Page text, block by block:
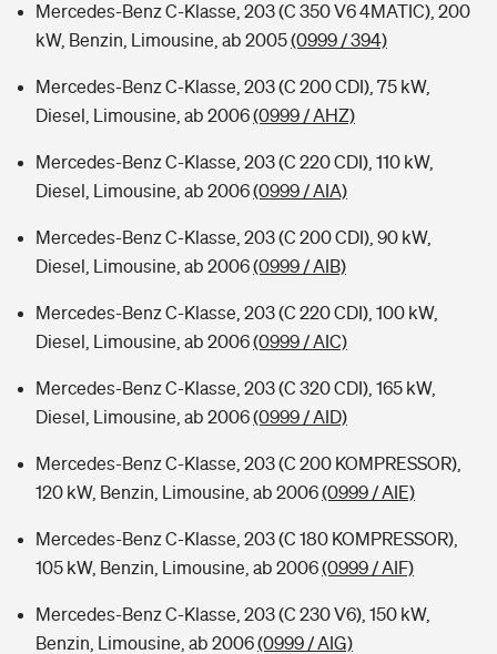
Mercedes-Benz C-Klasse, 203 (C 350 V6 4MATIC), 200
kW, Benzin, Limousine, ab 2005(0999 / 394)
Mercedes-Benz C-Klasse, 203 (C 200 CDI), 75 kW,
Diesel, Limousine, ab 2006(0999 / AHZ)
Mercedes-Benz C-Klasse, 203 (C 220 CDI), 110 kW,
Diesel, Limousine, ab 2006(0999 / AIA)
Mercedes-Benz C-Klasse, 203 (C 200 CDI), 90 kW,
Diesel, Limousine, ab 2006(0999 / AIB)
Mercedes-Benz C-Klasse, 203 (C 220 CDI), 100 kW,
Diesel, Limousine, ab 2006(0999 / AIC)
Mercedes-Benz C-Klasse, 203 (C 320 CDI), 165 kW,
Diesel, Limousine, ab 2006(0999 / AID)
Mercedes-Benz C-Klasse, 203 (C 200 KOMPRESSOR),
120 kW, Benzin, Limousine, ab 2006(0999 / AIE)
Mercedes-Benz C-Klasse, 203 (C 180 KOMPRESSOR),
105 kW, Benzin, Limousine, ab 2006(0999 / AIF)
Mercedes-Benz C-Klasse, 203 (C 230 V6), 150 kW,
Benzin, Limousine, ab 2006(0999 / AIG)